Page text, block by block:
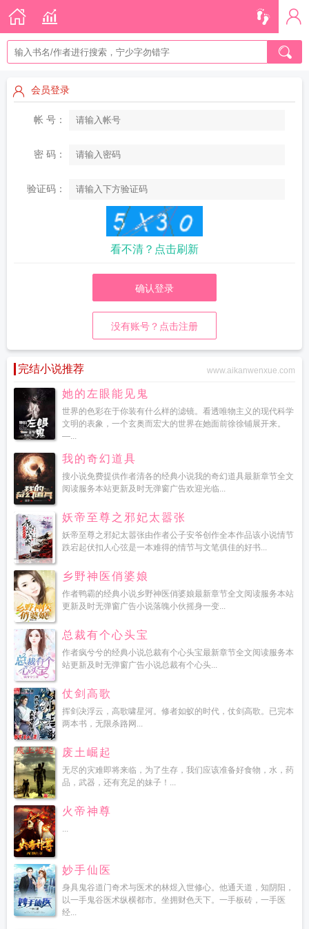
会员登录
帐 号：
密 码：
验证码：
看不清？点击刷新
确认登录
没有账号？点击注册
完结小说推荐 www.aikanwenxue.com
她的左眼能见鬼
世界的色彩在于你装有什么样的滤镜。看透唯物主义的现代科学
文明的表象，一个玄奥而宏大的世界在她面前徐徐铺展开来。
—...
我的奇幻道具
搜小说免费提供作者清各的经典小说我的奇幻道具最新章节全文
阅读服务本站更新及时无弹窗广告欢迎光临...
妖帝至尊之邪妃太嚣张
妖帝至尊之邪妃太嚣张由作者公子安爷创作全本作品该小说情节
跌宕起伏扣人心弦是一本难得的情节与文笔俱佳的好书...
乡野神医俏婆娘
作者鸭霸的经典小说乡野神医俏婆娘最新章节全文阅读服务本站
更新及时无弹窗广告小说落魄小伙摇身一变...
总裁有个心头宝
作者疯兮兮的经典小说总裁有个心头宝最新章节全文阅读服务本
站更新及时无弹窗广告小说总裁有个心头...
仗剑高歌
挥剑决浮云，高歌啸星河。修者如蚁的时代，仗剑高歌。已完本
两本书，无限杀路网...
废土崛起
无尽的灾难即将来临，为了生存，我们应该准备好食物，水，药
品，武器，还有充足的妹子！...
火帝神尊
妙手仙医
身具鬼谷道门奇术与医术的林煜入世修心。他通天道，知阴阳，
以一手鬼谷医术纵横都市。坐拥财色天下。一手板砖，一手医
经...